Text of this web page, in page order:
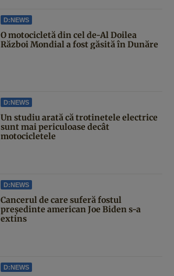
D:NEWS
O motocicletă din cel de-Al Doilea
Război Mondial a fost găsită în Dunăre
D:NEWS
Un studiu arată că trotinetele electrice
sunt mai periculoase decât
motocicletele
D:NEWS
Cancerul de care suferă fostul
președinte american Joe Biden s-a
extins
D:NEWS